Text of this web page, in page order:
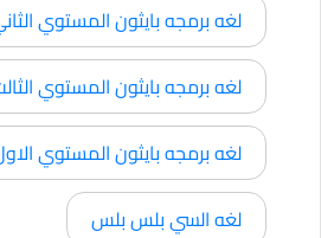
لغه برمجه بايثون المستوي
لغه برمجه بايثون المستوي
لغه برمجه بايثون المستوي
لغه السي بلس بلس